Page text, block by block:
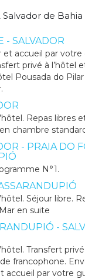
de
- SALVADOR
et accueil par votre
privé à l’hôtel
Pousada do
Repas libres
chambre
- PRAIA DO
N°1.
Séjour libre.
en suite
-
Transfert
francophone.
accueil par votre